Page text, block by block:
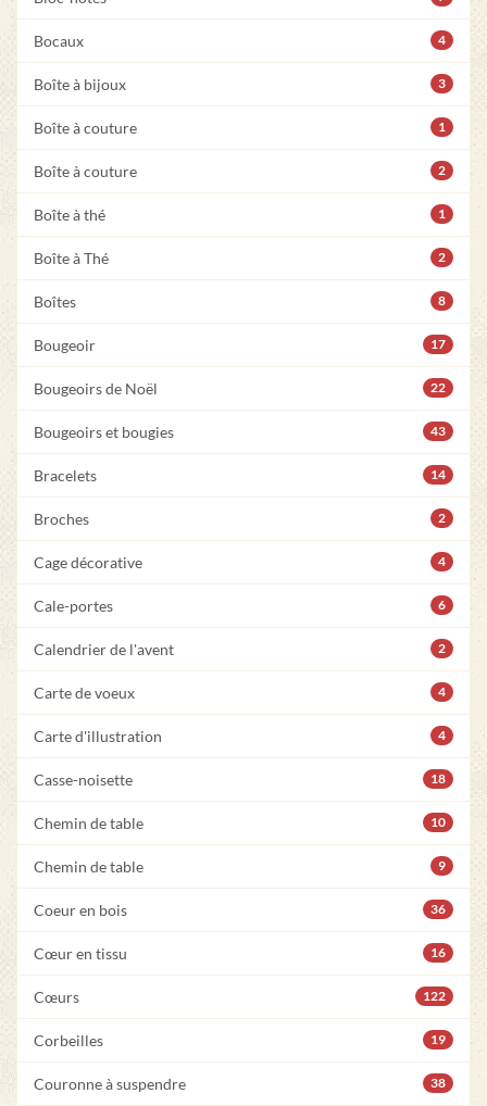
Bocaux 4
Boîte à bijoux 3
Boîte à couture 1
Boîte à couture 2
Boîte à thé 1
Boîte à Thé 2
Boîtes 8
Bougeoir 17
Bougeoirs de Noël 22
Bougeoirs et bougies 43
Bracelets 14
Broches 2
Cage décorative 4
Cale-portes 6
Calendrier de l'avent 2
Carte de voeux 4
Carte d'illustration 4
Casse-noisette 18
Chemin de table 10
Chemin de table 9
Coeur en bois 36
Cœur en tissu 16
Cœurs 122
Corbeilles 19
Couronne à suspendre 38